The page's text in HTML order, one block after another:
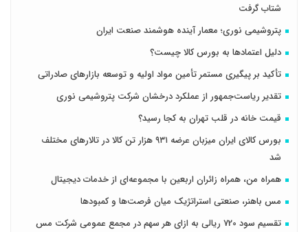
شتاب گرفت
پتروشیمی نوری؛ معمار آینده هوشمند صنعت ایران
دلیل اعتمادها به بورس کالا چیست؟
تأکید بر پیگیری مستمر تأمین مواد اولیه و توسعه بازارهای صادراتی
تقدیر ریاست‌جمهور از عملکرد درخشان شرکت پتروشیمی نوری
قیمت خانه در قلب تهران به کجا رسید؟
بورس کالای ایران میزبان عرضه ۹۳۱ هزار تن کالا در تالارهای مختلف
شد
همراه من، همراه زائران اربعین با مجموعه‌ای از خدمات دیجیتال
مس باهنر، صنعتی استراتژیک میان فرصت‌ها و کمبودها
تقسیم سود 720 ریالی به ازای هر سهم در مجمع عمومی شرکت مس